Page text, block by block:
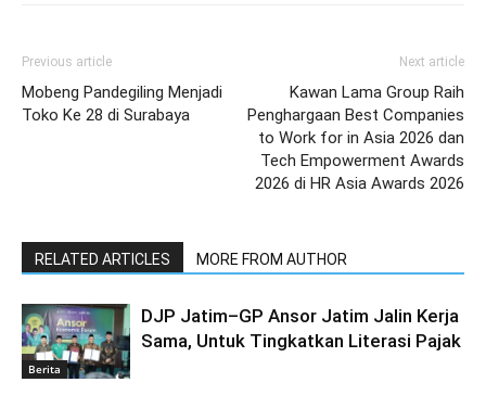
Previous article
Mobeng Pandegiling Menjadi
Toko Ke 28 di Surabaya
Next article
Kawan Lama Group Raih
Penghargaan Best Companies
to Work for in Asia 2026 dan
Tech Empowerment Awards
2026 di HR Asia Awards 2026
RELATED ARTICLES MORE FROM AUTHOR
Berita
DJP Jatim–GP Ansor Jatim Jalin Kerja
Sama, Untuk Tingkatkan Literasi Pajak